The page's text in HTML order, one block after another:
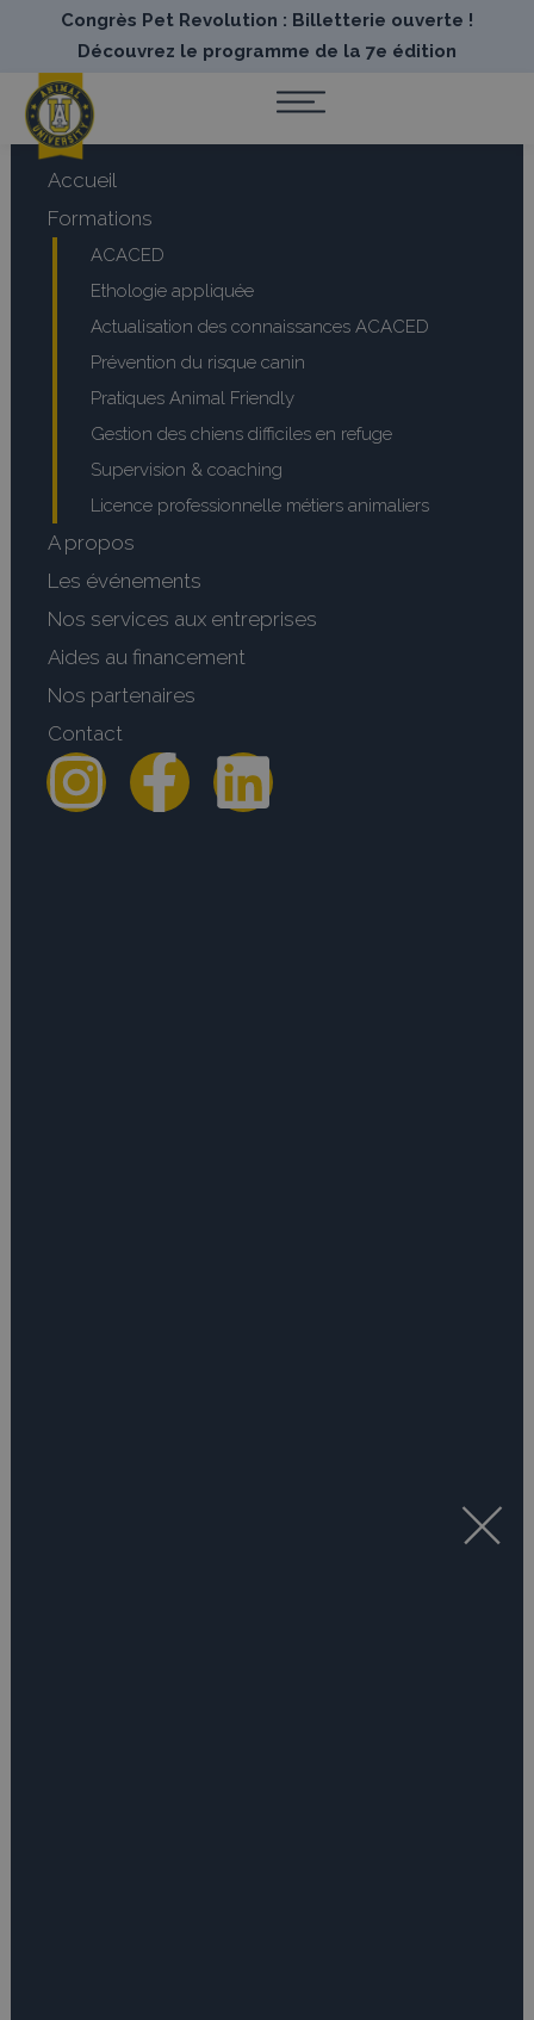
Congrès Pet Revolution : Billetterie ouverte !
Découvrez le programme de la 7e édition
Accueil
Formations
ACACED
Ethologie appliquée
Actualisation des connaissances ACACED
Prévention du risque canin
Pratiques Animal Friendly
Gestion des chiens difficiles en refuge
Supervision & coaching
Licence professionnelle métiers animaliers
A propos
Les événements
Nos services aux entreprises
Aides au financement
Nos partenaires
Contact